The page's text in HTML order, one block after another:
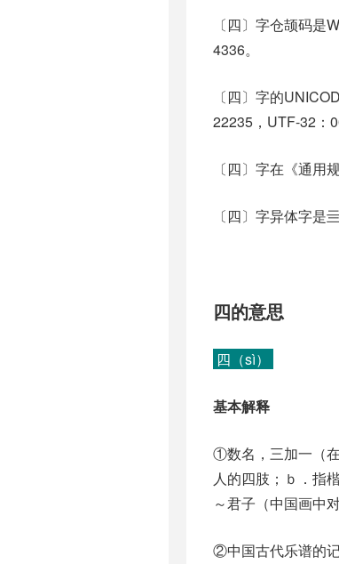
〔四〕字仓颉码
4336。
〔四〕字的
22235，UTF-32：
〔四〕字在《通用
〔四〕字异体字是
四的意思
四（sì）
基本解释
①数名，三加一（
人的四肢；ｂ．指
～君子（中国画中
②中国古代乐谱的记